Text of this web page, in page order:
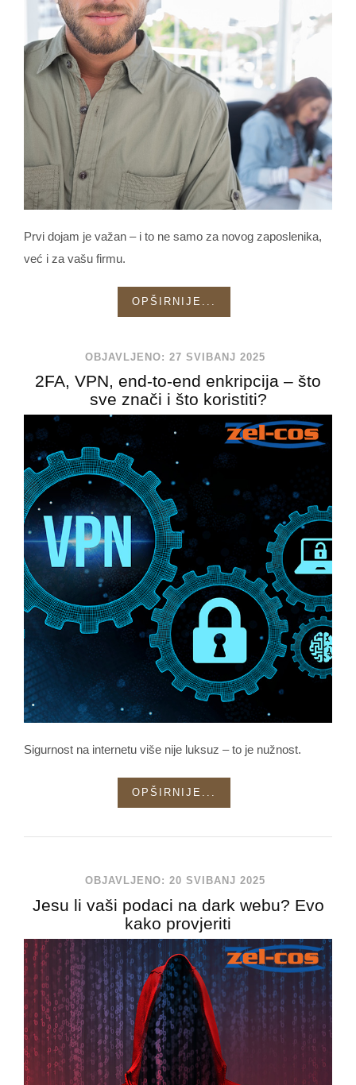
Prvi dojam je važan – i to ne samo za novog zaposlenika,
već i za vašu firmu.
OPŠIRNIJE...
OBJAVLJENO: 27 SVIBANJ 2025
2FA, VPN, end-to-end enkripcija – što
sve znači i što koristiti?
Sigurnost na internetu više nije luksuz – to je nužnost.
OPŠIRNIJE...
OBJAVLJENO: 20 SVIBANJ 2025
Jesu li vaši podaci na dark webu? Evo
kako provjeriti